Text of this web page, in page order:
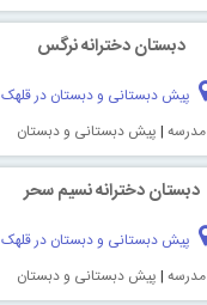
دبستان دخترانه نرگس
پیش دبستانی و دبستان در قلهک
مدرسه | پیش دبستانی و دبستان
دبستان دخترانه نسیم سحر
پیش دبستانی و دبستان در قلهک
مدرسه | پیش دبستانی و دبستان